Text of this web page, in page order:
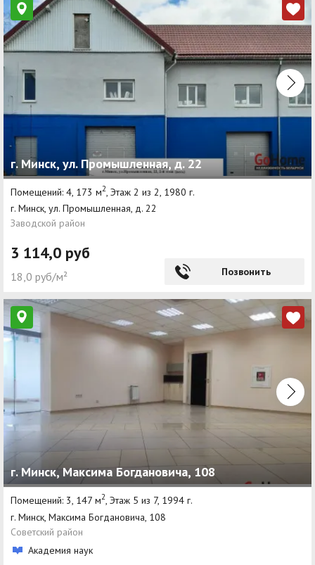
г. Минск, ул. Промышленная, д. 22
Помещений: 4, 173 м2 , Этаж 2 из 2, 1980 г.
г. Минск, ул. Промышленная, д. 22
Заводской район
3 114,0 руб
18,0 руб/м² Позвонить
г. Минск, Максима Богдановича, 108
Помещений: 3, 147 м2, Этаж 5 из 7, 1994 г.
г. Минск, Максима Богдановича, 108
Советский район
Академия наук